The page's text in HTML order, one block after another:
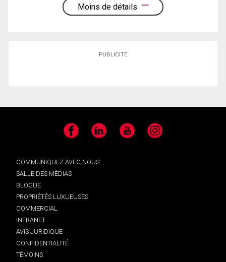
Moins de détails
PUBLICITÉ
Facebook LinkedIn YouTube Instagram
COMMUNIQUEZ AVEC NOUS
SALLE DES MÉDIAS
BLOGUE
PROPRIÉTÉS LUXUEUSES
COMMERCIAL
INTRANET
AVIS JURIDIQUE
CONFIDENTIALITÉ
TÉMOINS